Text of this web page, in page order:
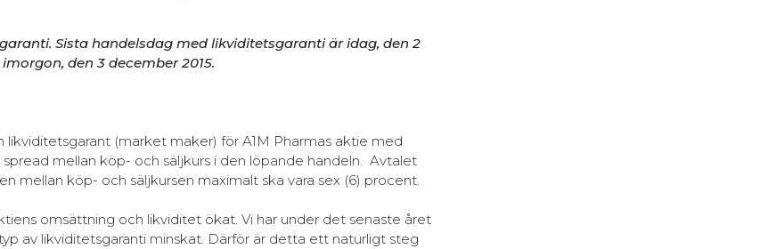
Sista handelsdag med likviditetsgaranti är idag, den 2
den 3 december 2015.
(market maker) för A1M Pharmas aktie med
mellan köp- och säljkurs i den löpande handeln. Avtalet
mellan köp- och säljkursen maximalt ska vara sex (6) procent.
omsättning och likviditet ökat. Vi har under det senaste året
av likviditetsgaranti minskat. Därför är detta ett naturligt steg